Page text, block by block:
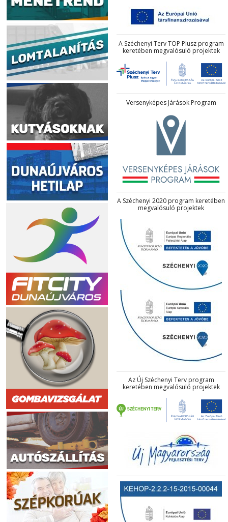
A Széchenyi Terv TOP Plusz program
keretében megvalósuló projektek
Versenyképes Járások Program
A Széchenyi 2020 program keretében
megvalósuló projektek
Az Új Széchenyi Terv program
keretében megvalósuló projektek